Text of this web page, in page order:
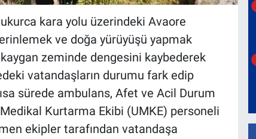
kara yolu üzerindeki Avaore
ve doğa yürüyüşü yapmak
zeminde dengesini kaybederek
vatandaşların durumu fark edip
sürede ambulans, Afet ve Acil Durum
Kurtarma Ekibi (UMKE) personeli
ekipler tarafından vatandaşa